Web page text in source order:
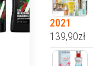
2021
139,90zł